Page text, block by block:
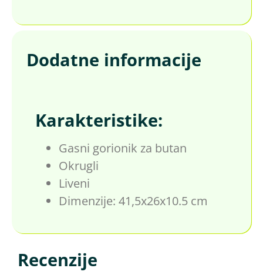
Dodatne informacije
Karakteristike:
Gasni gorionik za butan
Okrugli
Liveni
Dimenzije: 41,5x26x10.5 cm
Recenzije